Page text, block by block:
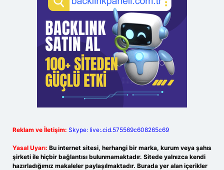
Reklam ve İletişim: Skype: live:.cid.575569c608265c69
Yasal Uyarı: Bu internet sitesi, herhangi bir marka, kurum veya şahıs
şirketi ile hiçbir bağlantısı bulunmamaktadır. Sitede yalnızca kendi
hazırladığımız makaleler paylaşılmaktadır. Burada yer alan içerikler